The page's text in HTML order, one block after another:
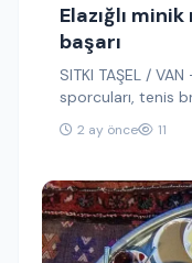
Elazığlı
başarı
SITKI TAŞEL /
sporcuları, tenis
sonuçlarla dikkat…
2 ay önce 11